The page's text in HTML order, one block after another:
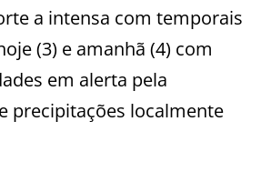
a intensa com temporais
(3) e amanhã (4) com
em alerta pela
precipitações localmente